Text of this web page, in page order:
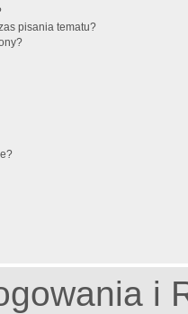
pisania tematu?
i